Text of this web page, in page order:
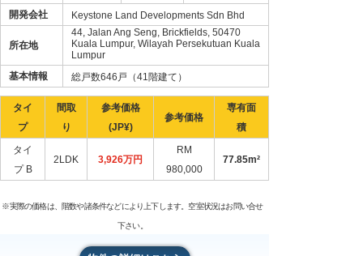
開発会社
Keystone Land Developments Sdn Bhd
所在地
44, Jalan Ang Seng, Brickfields, 50470
Kuala Lumpur, Wilayah Persekutuan Kuala
Lumpur
基本情報
総戸数646戸（41階建て）
タイ
プ
間取
り
参考価格
(JP¥)
参考価格
専有面
積
タイ
プ B
2LDK 3,926万円
RM
980,000
77.85m²
※実際の価格は、階数や諸条件などにより上下します。空室状況はお問い合せ
下さい。